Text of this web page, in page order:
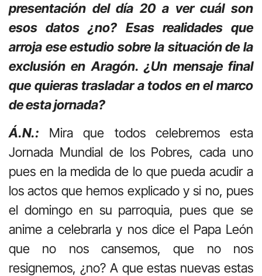
presentación del día 20 a ver cuál son
esos datos ¿no? Esas realidades que
arroja ese estudio sobre la situación de la
exclusión en Aragón. ¿Un mensaje final
que quieras trasladar a todos en el marco
de esta jornada?
Á.N.: Mira que todos celebremos esta
Jornada Mundial de los Pobres, cada uno
pues en la medida de lo que pueda acudir a
los actos que hemos explicado y si no, pues
el domingo en su parroquia, pues que se
anime a celebrarla y nos dice el Papa León
que no nos cansemos, que no nos
resignemos, ¿no? A que estas nuevas estas